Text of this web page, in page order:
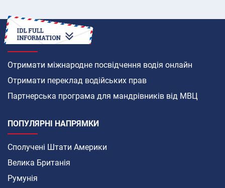
ЯК
Отримати міжнародне посвідчення водія онлайн
Отримати переклад водійських прав
Партнерська програма для мандрівників від МВЦ
ПОПУЛЯРНІ НАПРЯМКИ
Сполучені Штати Америки
Велика Британія
Румунія